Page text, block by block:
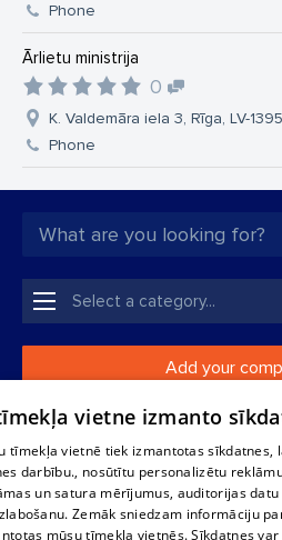
Phone
Ārlietu ministrija
0
K. Valdemāra iela 3, Rīga, LV-1395
Phone
Add your
If your company is not in our
Reproduction, or distribution of
information contained in the
vietne izmanto
tīmekļa vietnē tiek izmantotas
darbību., nosūtītu personalizētu
un satura mērījumus, auditorijas
Zemāk sniedzam informāciju
mūsu tīmekļa vietnēs. Sīkdatnes